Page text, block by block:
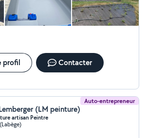
profil Contacter
Auto-entrepreneur
(LM peinture)
artisan Peintre